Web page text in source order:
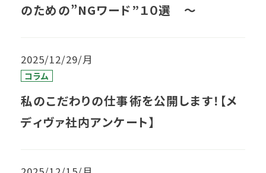
のための”NGワード”１０選 〜
2025/12/29/月
コラム
私のこだわりの仕事術を公開します！【メ
ディヴァ社内アンケート】